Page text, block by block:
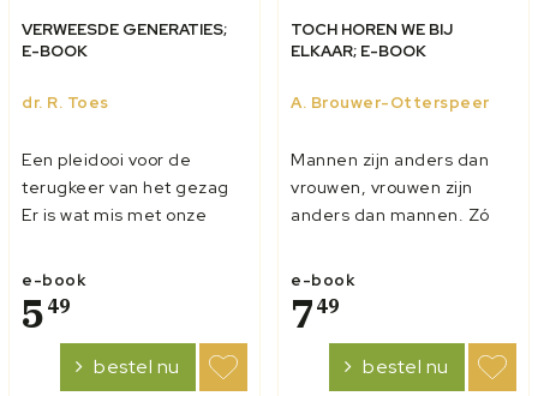
VERWEESDE GENERATIES;
E-BOOK
dr. R. Toes
Een pleidooi voor de
terugkeer van het gezag
Er is wat mis met onze
zoek. En dat merken we.
Op school, thuis, op straat,
waar niet al. Er is sprake
van een gezagscrisis die
al enige decennia aan de
e-book
5 49
bestel nu
TOCH HOREN WE BIJ
ELKAAR; E-BOOK
A. Brouwer-Otterspeer
Mannen zijn anders dan
vrouwen, vrouwen zijn
anders dan mannen. Zó
de schepping. Bij een juist
gebruik van de
verschillende
eigenheden vormen man
e-book
7 49
bestel nu